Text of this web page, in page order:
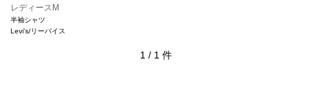
レディースM
半袖シャツ
Levi's/リーバイス
1 / 1 件